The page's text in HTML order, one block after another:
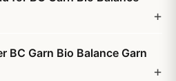
BC Garn Bio Balance Garn